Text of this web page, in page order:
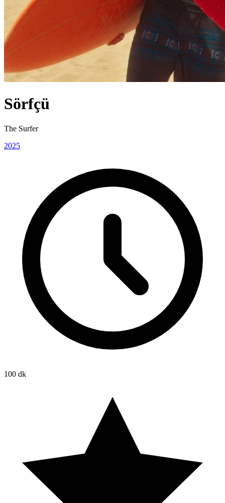
Sörfçü
The Surfer
2025
100 dk